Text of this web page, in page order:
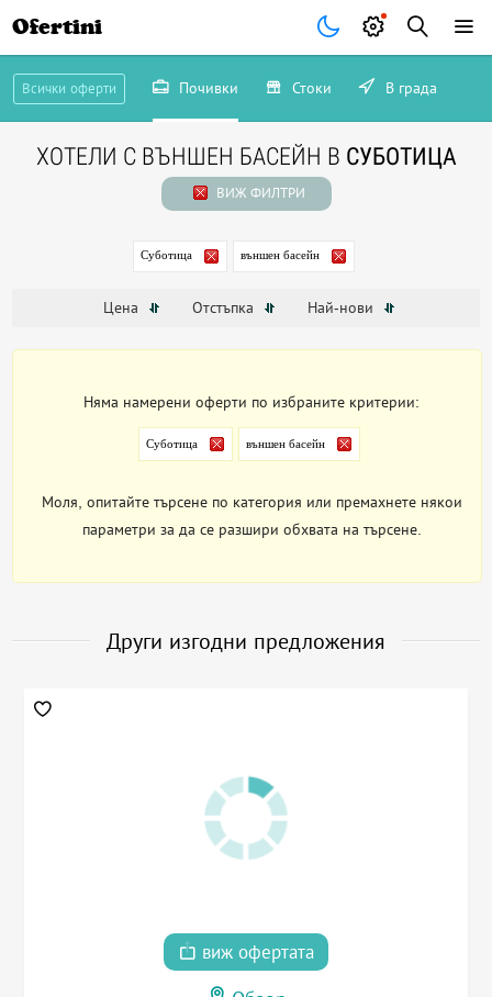
Ofertini
Всички оферти Почивки Стоки В града
ХОТЕЛИ С ВЪНШЕН БАСЕЙН В СУБОТИЦА
ВИЖ ФИЛТРИ
Суботица външен басейн
Цена Отстъпка Най-нови
Няма намерени оферти по избраните критерии:
Суботица външен басейн
Моля, опитайте търсене по категория или премахнете някои
параметри за да се разшири обхвата на търсене.
Други изгодни предложения
виж офертата